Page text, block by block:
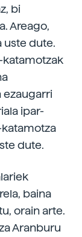
bi
Areago,
uste dute.
katamotzak
ezaugarri
ipar-
dute.
baina
orain arte.
Aranburu